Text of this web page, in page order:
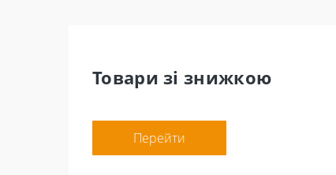
Товари зі знижкою
Перейти